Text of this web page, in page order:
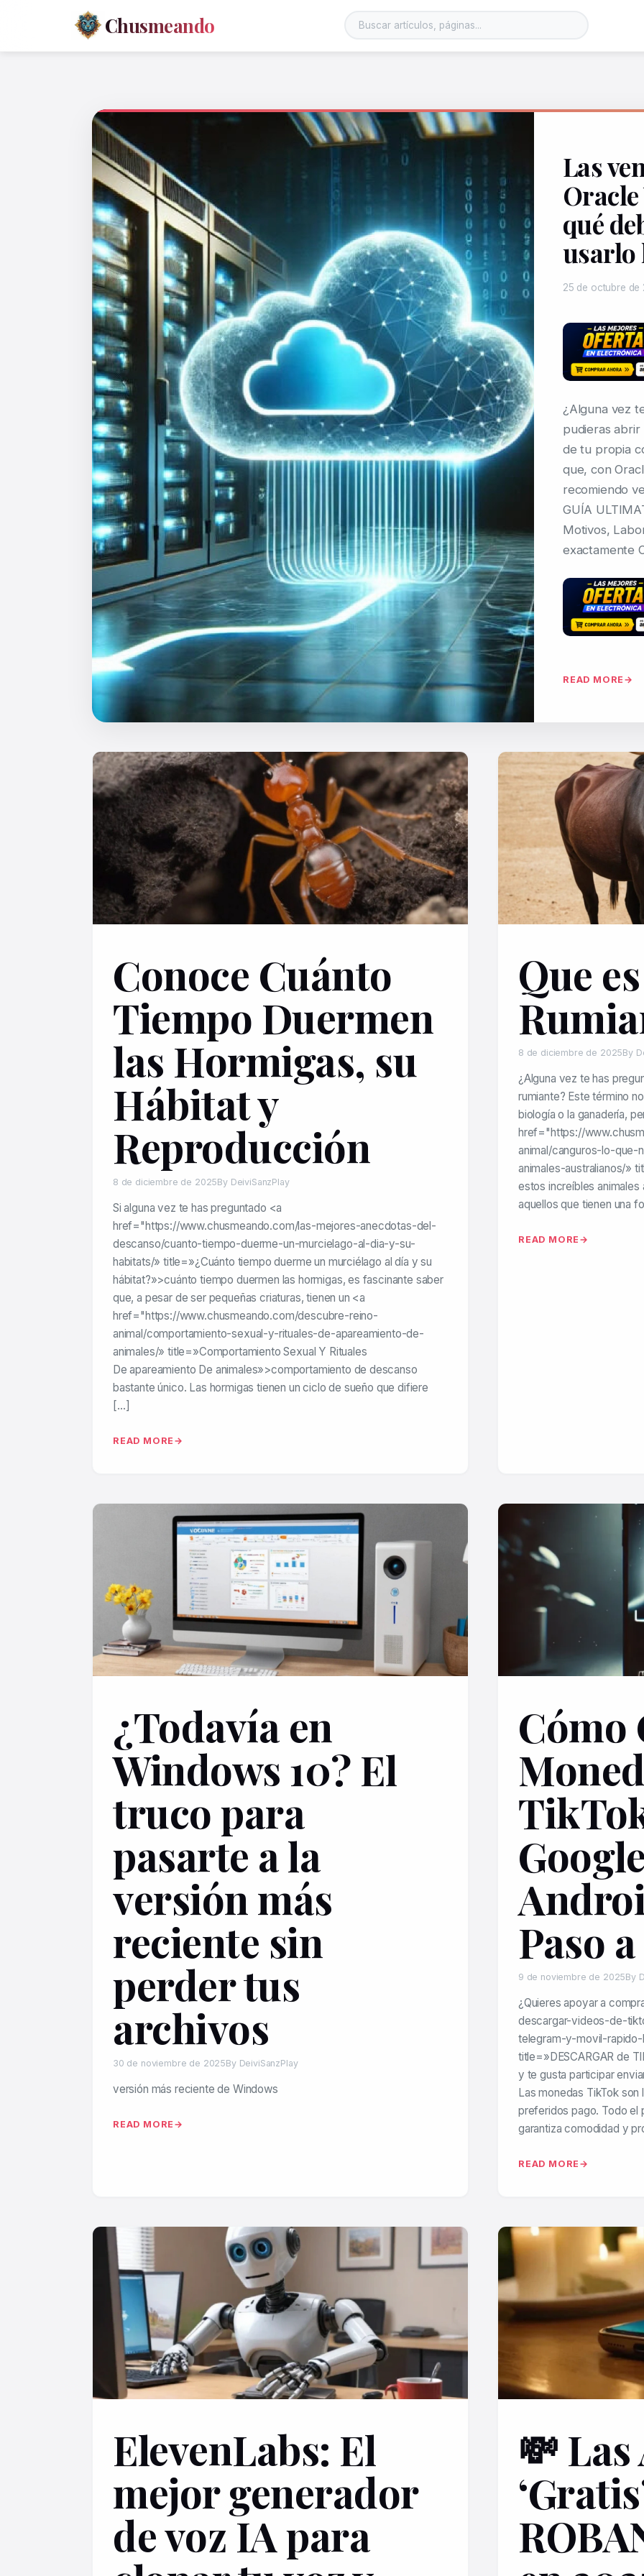
Chusmeando
Las
qué
usarlo
25 de octubre de
¿Alguna vez
pudieras abrir
de tu propia
que, con
recomiendo
GUÍA
Motivos,
exactamente
READ MORE
Conoce Cuánto
Tiempo Duermen
las Hormigas, su
Hábitat y
Reproducción
8 de diciembre de 2025By DeiviSanzPlay
Si alguna vez te has preguntado <a
href="https://www.chusmeando.com/las-mejores-anecdotas-del-
descanso/cuanto-tiempo-duerme-un-murcielago-al-dia-y-su-
habitats/» title=»¿Cuánto tiempo duerme un murciélago al día y su
hábitat?»>cuánto tiempo duermen las hormigas, es fascinante saber
que, a pesar de ser pequeñas criaturas, tienen un <a
href="https://www.chusmeando.com/descubre-reino-
animal/comportamiento-sexual-y-rituales-de-apareamiento-de-
animales/» title=»Comportamiento Sexual Y Rituales
De apareamiento De animales»>comportamiento de descanso
bastante único. Las hormigas tienen un ciclo de sueño que difiere
[…]
READ MORE
Que
8 de diciembre de 2025By
¿Alguna vez te has
rumiante? Este término
biología o la ganadería,
href="https://
animal/canguros-lo-
animales-australianos/»
estos increíbles animales
aquellos que tienen una
READ MORE
¿Todavía en
Windows 10? El
truco para
pasarte a la
versión más
reciente sin
perder tus
archivos
30 de noviembre de 2025By DeiviSanzPlay
versión más reciente de Windows
READ MORE
Cómo
Paso
9 de noviembre de 2025By
¿Quieres apoyar a
descargar-videos-de-
telegram-y-movil-
title=»DESCARGAR de
y te gusta participar
Las monedas TikTok
preferidos pago. Todo el
garantiza comodidad y
READ MORE
ElevenLabs: El
mejor generador
de voz IA para
💸